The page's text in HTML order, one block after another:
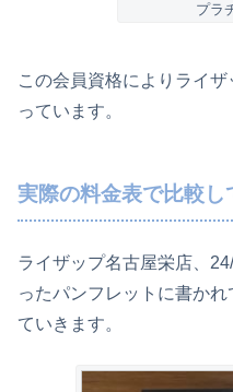
プラ
この会員資格によりライ
っています。
実際の料金表で比較し
ライザップ名古屋栄店、
ったパンフレットに書か
ていきます。